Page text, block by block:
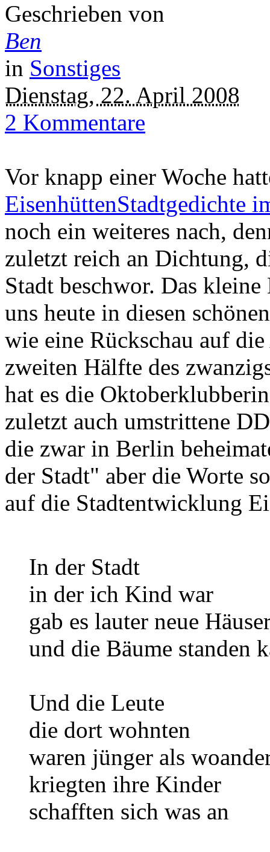
Geschrieben von
Ben
in Sonstiges
Dienstag, 22. April 2008
2 Kommentare
Vor knapp einer Woche
EisenhüttenStadtgedichte
noch ein weiteres nach,
zuletzt reich an Dichtung,
Stadt beschwor. Das
uns heute in diesen
wie eine Rückschau auf
zweiten Hälfte des
hat es die
zuletzt auch umstrittene
die zwar in Berlin
der Stadt" aber die Worte
auf die Stadtentwicklung
In der Stadt
in der ich Kind war
gab es lauter neue
und die Bäume standen
Und die Leute
die dort wohnten
waren jünger als
kriegten ihre Kinder
schafften sich was an